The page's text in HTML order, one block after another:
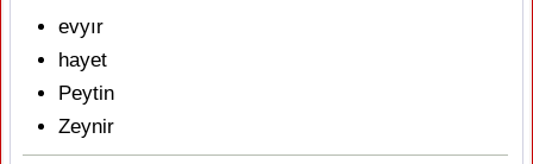
evyır
hayet
Peytin
Zeynir